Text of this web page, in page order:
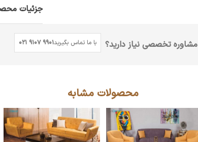
جزئیات
مشاوره تخصصی نیاز دارید؟ با ما تماس بگیرید021 9107 9901
محصولات مشابه